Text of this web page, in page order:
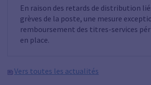
En raison des retards de distribution
grèves de la poste, une mesure
remboursement des titres-services
en place.
Vers toutes les actualités